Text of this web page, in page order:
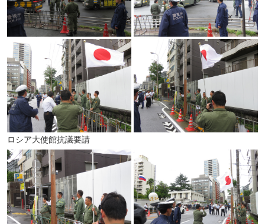
ロシア大使館抗議要請